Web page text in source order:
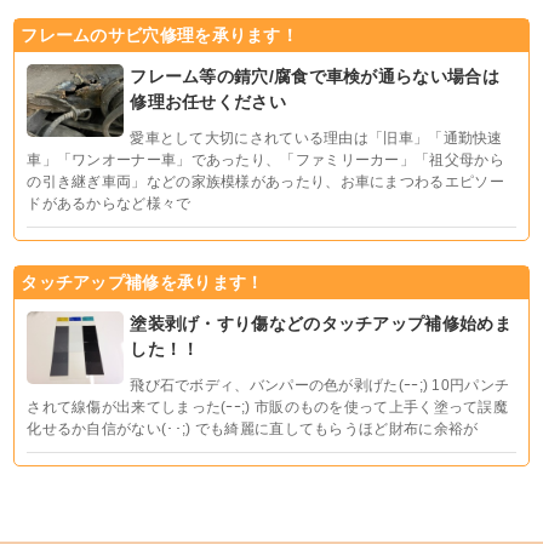
フレームのサビ穴修理を承ります！
フレーム等の錆穴/腐食で車検が通らない場合は
修理お任せください
愛車として大切にされている理由は「旧車」「通勤快速
車」「ワンオーナー車」であったり、「ファミリーカー」「祖父母から
の引き継ぎ車両」などの家族模様があったり、お車にまつわるエピソー
ドがあるからなど様々で
タッチアップ補修を承ります！
塗装剥げ・すり傷などのタッチアップ補修始めま
した！！
飛び石でボディ、バンパーの色が剥げた(ｰｰ;) 10円パンチ
されて線傷が出来てしまった(ｰｰ;) 市販のものを使って上手く塗って誤魔
化せるか自信がない(･･;) でも綺麗に直してもらうほど財布に余裕が